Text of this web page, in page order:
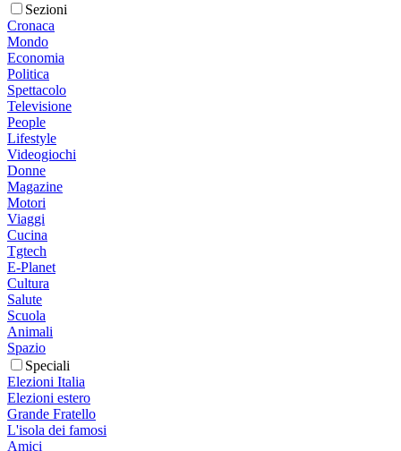
Sezioni
Cronaca
Mondo
Economia
Politica
Spettacolo
Televisione
People
Lifestyle
Videogiochi
Donne
Magazine
Motori
Viaggi
Cucina
Tgtech
E-Planet
Cultura
Salute
Scuola
Animali
Spazio
Speciali
Elezioni Italia
Elezioni estero
Grande Fratello
L'isola dei famosi
Amici